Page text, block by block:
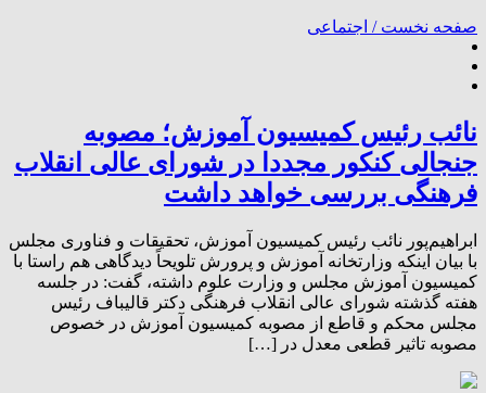
صفحه نخست / اجتماعی
نائب رئیس کمیسیون آموزش؛ مصوبه
جنجالی کنکور مجددا در شورای عالی انقلاب
فرهنگی بررسی خواهد داشت
ابراهیم‌پور نائب رئیس کمیسیون آموزش، تحقیقات و فناوری مجلس
با بیان اینکه وزارتخانه آموزش و پرورش تلویحاً دیدگاهی هم راستا با
کمیسیون آموزش مجلس و وزارت علوم داشته، گفت: در جلسه
هفته گذشته شورای عالی انقلاب فرهنگی دکتر قالیباف رئیس
مجلس محکم و قاطع از مصوبه کمیسیون آموزش در خصوص
مصوبه تاثیر قطعی معدل در […]